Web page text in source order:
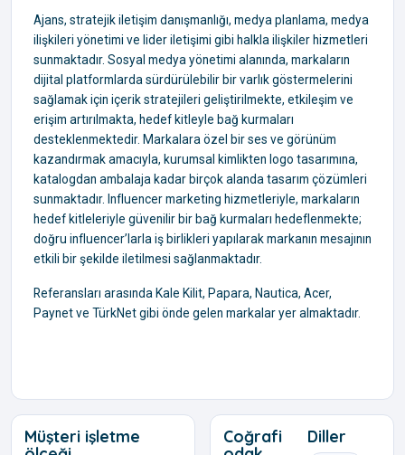
Ajans, stratejik iletişim danışmanlığı, medya planlama, medya
ilişkileri yönetimi ve lider iletişimi gibi halkla ilişkiler hizmetleri
sunmaktadır. Sosyal medya yönetimi alanında, markaların
dijital platformlarda sürdürülebilir bir varlık göstermelerini
sağlamak için içerik stratejileri geliştirilmekte, etkileşim ve
erişim artırılmakta, hedef kitleyle bağ kurmaları
desteklenmektedir. Markalara özel bir ses ve görünüm
kazandırmak amacıyla, kurumsal kimlikten logo tasarımına,
katalogdan ambalaja kadar birçok alanda tasarım çözümleri
sunmaktadır. Influencer marketing hizmetleriyle, markaların
hedef kitleleriyle güvenilir bir bağ kurmaları hedeflenmekte;
doğru influencer’larla iş birlikleri yapılarak markanın mesajının
etkili bir şekilde iletilmesi sağlanmaktadır.
Referansları arasında Kale Kilit, Papara, Nautica, Acer,
Paynet ve TürkNet gibi önde gelen markalar yer almaktadır.
Müşteri işletme
Coğrafi
Diller